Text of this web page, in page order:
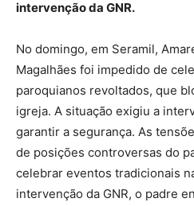
intervenção da GNR.
No domingo, em Seramil,
Magalhães foi impedido de
paroquianos revoltados, que
igreja. A situação exigiu a
garantir a segurança. As
de posições controversas do
celebrar eventos tradicionais
intervenção da GNR, o padre